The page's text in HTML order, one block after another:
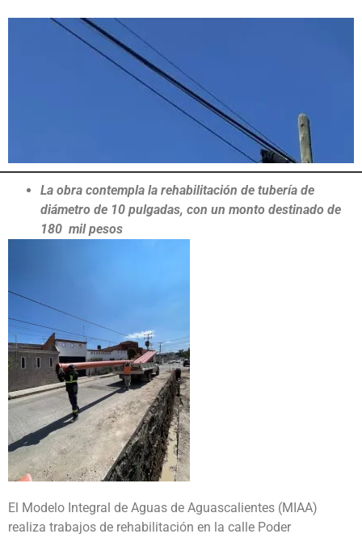
La obra contempla la rehabilitación de tubería de
diámetro de 10 pulgadas, con un monto destinado de
180 mil pesos
El Modelo Integral de Aguas de Aguascalientes (MIAA)
realiza trabajos de rehabilitación en la calle Poder